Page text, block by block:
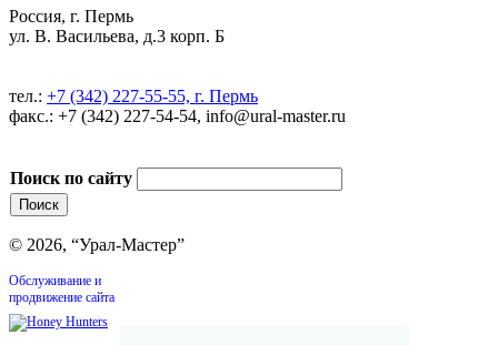
Россия, г. Пермь
ул. В. Васильева, д.3 корп. Б
тел.: +7 (342) 227-55-55, г. Пермь
факс.: +7 (342) 227-54-54, info@ural-master.ru
Поиск по сайту
© 2026, “Урал-Мастер”
Обслуживание и
продвижение сайта